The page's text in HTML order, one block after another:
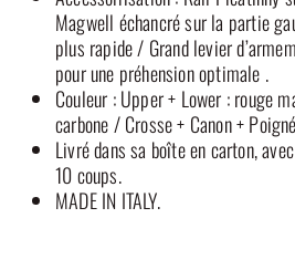
Magwell échancré sur la partie
plus rapide / Grand levier
pour une préhension optimale .
Couleur : Upper + Lower : rouge
carbone / Crosse + Canon +
Livré dans sa boîte en carton,
10 coups.
MADE IN ITALY.